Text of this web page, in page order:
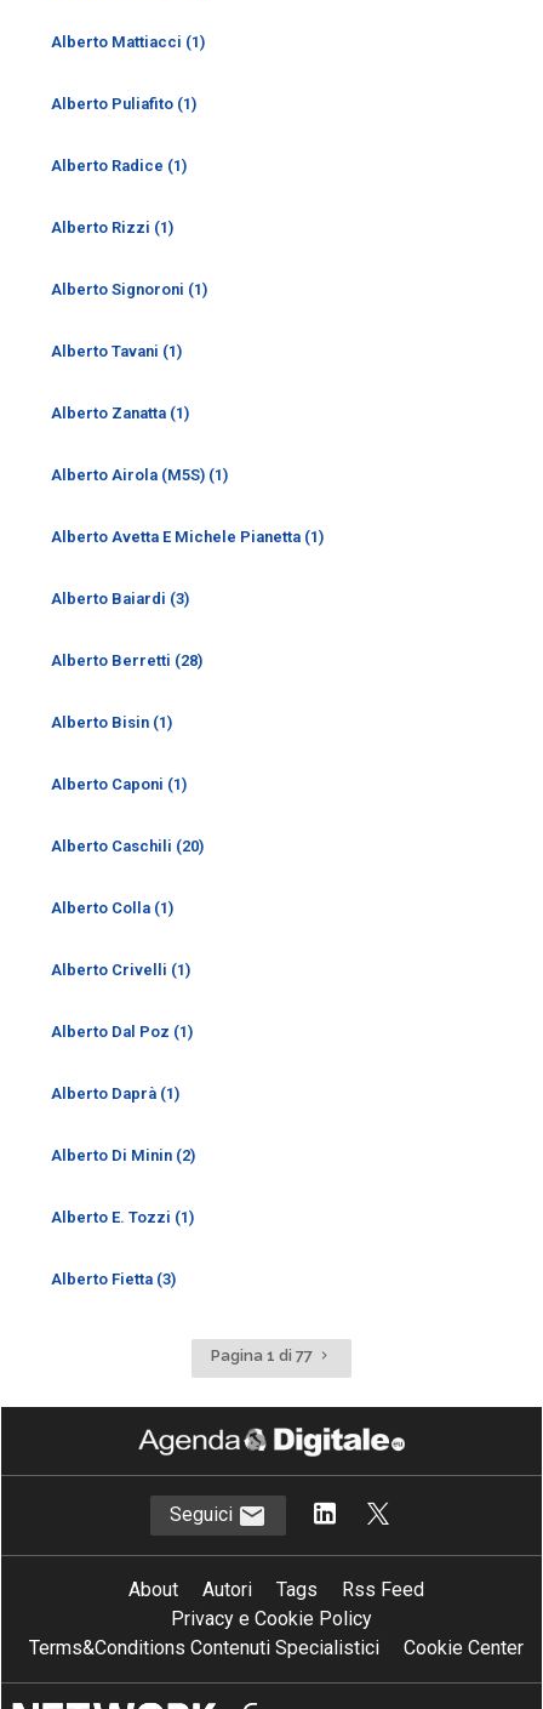
Alberto Mattiacci (1)
Alberto Puliafito (1)
Alberto Radice (1)
Alberto Rizzi (1)
Alberto Signoroni (1)
Alberto Tavani (1)
Alberto Zanatta (1)
Alberto Airola (M5S) (1)
Alberto Avetta E Michele Pianetta (1)
Alberto Baiardi (3)
Alberto Berretti (28)
Alberto Bisin (1)
Alberto Caponi (1)
Alberto Caschili (20)
Alberto Colla (1)
Alberto Crivelli (1)
Alberto Dal Poz (1)
Alberto Daprà (1)
Alberto Di Minin (2)
Alberto E. Tozzi (1)
Alberto Fietta (3)
Pagina 1 di 77 Pagina
successiva
Seguici
About Autori Tags
Rss Feed
Privacy e Cookie Policy
Terms&Conditions Contenuti Specialistici
Cookie Center